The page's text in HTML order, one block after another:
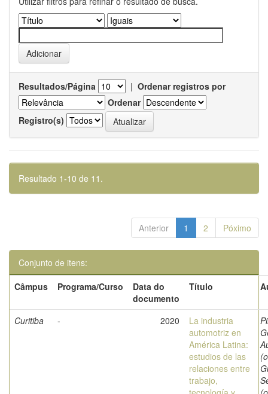
Resultados/Página | Ordenar registros por
Ordenar
Registro(s)
Resultado 1-10 de 11.
Anterior 1 2 Póximo
Conjunto de itens:
Câmpus
Programa/Curso
Data do
documento
Título
Curitiba - 2020
La industria
automotriz en
América Latina:
estudios de las
relaciones entre
trabajo,